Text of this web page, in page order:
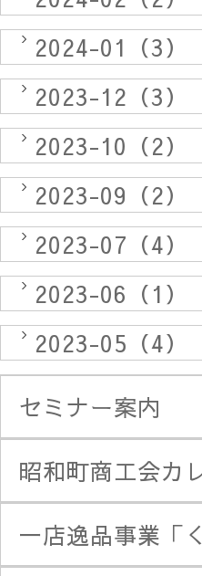
2024-01（3）
2023-12（3）
2023-10（2）
2023-09（2）
2023-07（4）
2023-06（1）
2023-05（4）
セミナー案内
昭和町商工会カ
一店逸品事業「